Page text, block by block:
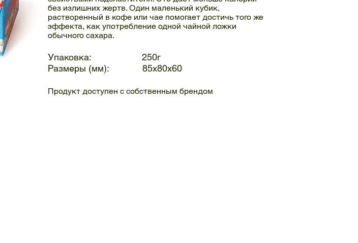
без излишних жертв. Один маленький кубик,
растворенный в кофе или чае помогает достичь того же
эффекта, как употребление одной чайной ложки
обычного сахара.
Упаковка: 250г
Размеры (мм): 85x80x60
Продукт доступен с собственным брендом